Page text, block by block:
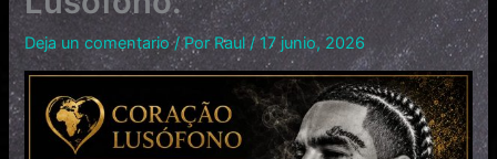
Deja un comentario / PorRaul/17 junio, 2026